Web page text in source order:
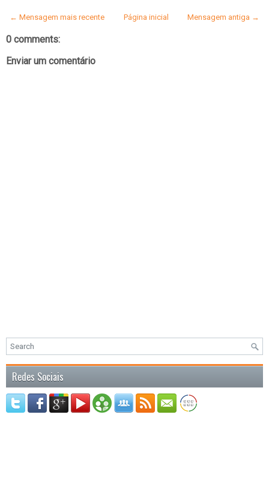
← Mensagem mais recente Mensagem antiga →
Página inicial
0 comments:
Enviar um comentário
Redes Sociais